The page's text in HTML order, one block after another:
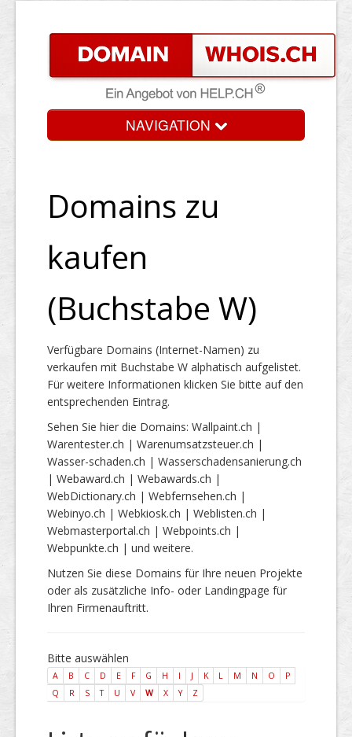
NAVIGATION
Domains zu
kaufen
(Buchstabe W)
Verfügbare Domains (Internet-Namen) zu
verkaufen mit Buchstabe W alphatisch aufgelistet.
Für weitere Informationen klicken Sie bitte auf den
entsprechenden Eintrag.
Sehen Sie hier die Domains: Wallpaint.ch |
Warentester.ch | Warenumsatzsteuer.ch |
Wasser-schaden.ch | Wasserschadensanierung.ch
| Webaward.ch | Webawards.ch |
WebDictionary.ch | Webfernsehen.ch |
Webinyo.ch | Webkiosk.ch | Weblisten.ch |
Webmasterportal.ch | Webpoints.ch |
Webpunkte.ch | und weitere.
Nutzen Sie diese Domains für Ihre neuen Projekte
oder als zusätzliche Info- oder Landingpage für
Ihren Firmenauftritt.
Bitte auswählen
A B C D E F G H I J K L M N O
P
Q
R S T U V W X Y Z